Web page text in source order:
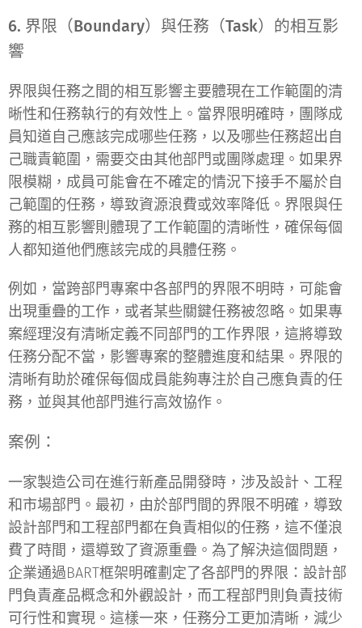
6. 界限（Boundary）與任務（Task）的相互影
響
界限與任務之間的相互影響主要體現在工作範圍的清
晰性和任務執行的有效性上。當界限明確時，團隊成
員知道自己應該完成哪些任務，以及哪些任務超出自
己職責範圍，需要交由其他部門或團隊處理。如果界
限模糊，成員可能會在不確定的情況下接手不屬於自
己範圍的任務，導致資源浪費或效率降低。界限與任
務的相互影響則體現了工作範圍的清晰性，確保每個
人都知道他們應該完成的具體任務。
例如，當跨部門專案中各部門的界限不明時，可能會
出現重疊的工作，或者某些關鍵任務被忽略。如果專
案經理沒有清晰定義不同部門的工作界限，這將導致
任務分配不當，影響專案的整體進度和結果。界限的
清晰有助於確保每個成員能夠專注於自己應負責的任
務，並與其他部門進行高效協作。
案例：
一家製造公司在進行新產品開發時，涉及設計、工程
和市場部門。最初，由於部門間的界限不明確，導致
設計部門和工程部門都在負責相似的任務，這不僅浪
費了時間，還導致了資源重疊。為了解決這個問題，
企業通過BART框架明確劃定了各部門的界限：設計部
門負責產品概念和外觀設計，而工程部門則負責技術
可行性和實現。這樣一來，任務分工更加清晰，減少